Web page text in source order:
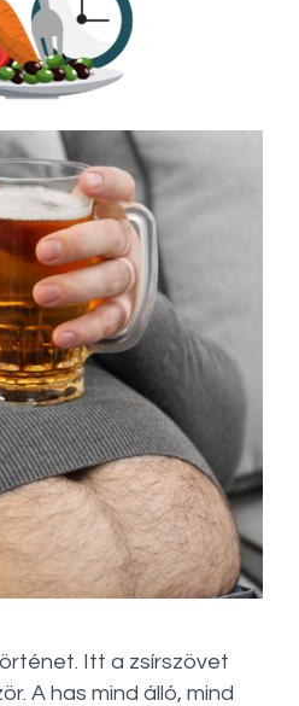
Itt a zsírszövet
A has mind álló, mind